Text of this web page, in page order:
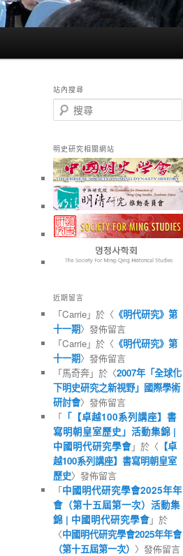
站內搜尋
搜
尋
明史研究相關網站
近期留言
「Carrie」於〈 《明代研究》第
十一期〉發佈留言
「Carrie」於〈 《明代研究》第
十一期〉發佈留言
「馬奇奔」於〈2007年「全球化
下明史研究之新視野」國際學術
研討會〉發佈留言
「 「【卓越100系列講座】書
寫明朝皇室歷史」活動集錦 |
中國明代研究學會」於〈 【卓
越100系列講座】書寫明朝皇室
歷史〉發佈留言
「中國明代研究學會2025年年
會（第十五屆第一次）活動集
錦 | 中國明代研究學會」於
〈中國明代研究學會2025年年會
（第十五屆第一次） 〉發佈留言